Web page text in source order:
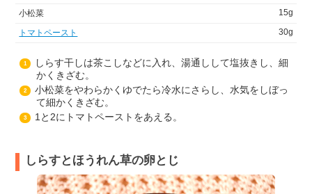
小松菜 15g
トマトペースト 30g
1
しらす干しは茶こしなどに入れ、湯通しして塩抜きし、細
かくきざむ。
2
小松菜をやわらかくゆでたら冷水にさらし、水気をしぼっ
て細かくきざむ。
3 1と2にトマトペーストをあえる。
しらすとほうれん草の卵とじ